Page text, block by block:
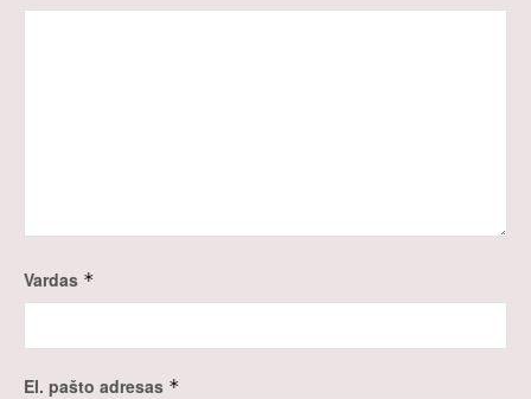
Vardas *
El. pašto adresas *